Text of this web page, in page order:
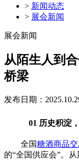
> 新闻动态
> 展会新闻
展会新闻
从陌生人到
桥梁
发布日期：
01 历史积淀
全国糖酒商品
的“全国供应会”。从